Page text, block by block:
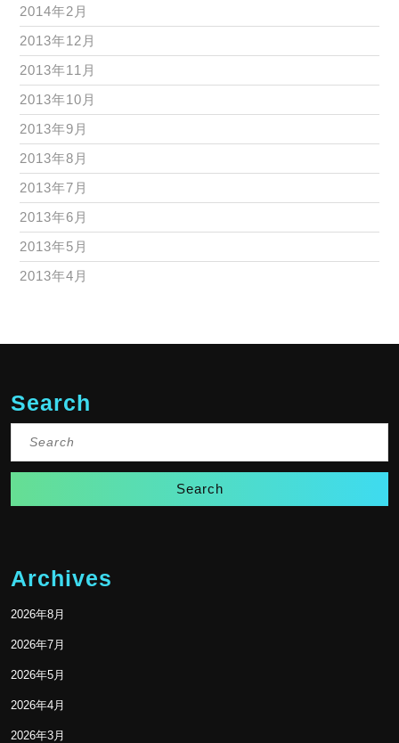
2014年2月
2013年12月
2013年11月
2013年10月
2013年9月
2013年8月
2013年7月
2013年6月
2013年5月
2013年4月
Search
Archives
2026年8月
2026年7月
2026年5月
2026年4月
2026年3月